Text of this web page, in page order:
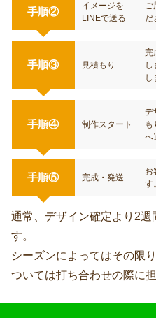
手順②
イメージを
LINEで送る
ご
だ
手順③ 見積もり
完
し
し
手順④ 制作スタート
デ
も
へ
手順⑤ 完成・発送
お
す。
通常、デザイン確定より2週
す。
シーズンによってはその限
ついては打ち合わせの際に